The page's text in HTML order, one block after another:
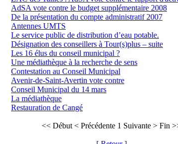
AdSA vote contre le budget supplémentaire 2008
De la présentation du compte administratif 2007
Antennes UMTS
Le service public de distribution d’eau potable.
Désignation des conseillers à Tour(s)plus – suite
Les 16 élus du conseil municipal ?
Une médiathèque à la recherche de sens
Contestation au Conseil Municipal
Avenir-de-Saint-Avertin vote contre
Conseil Municipal du 14 mars
La médiathèque
Restauration de Cangé
<< Début < Précédente 1 Suivante > Fin